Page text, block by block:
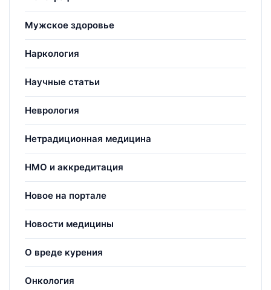
Мужское здоровье
Наркология
Научные статьи
Неврология
Нетрадиционная медицина
НМО и аккредитация
Новое на портале
Новости медицины
О вреде курения
Онкология